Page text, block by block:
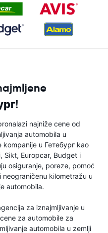
najniže cene od
automobila u
u Гетебург kao
Sikt, Europcar, Budget i
osiguranje, poreze, pomoć
kilometražu u
automobila.
za iznajmljivanje u
za automobile za
automobila u zemlji